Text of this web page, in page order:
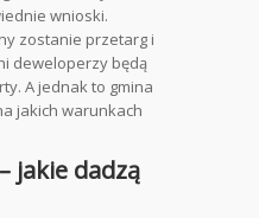
wnioski.
zostanie przetarg i
deweloperzy będą
A jednak to gmina
jakich warunkach
jakie dadzą